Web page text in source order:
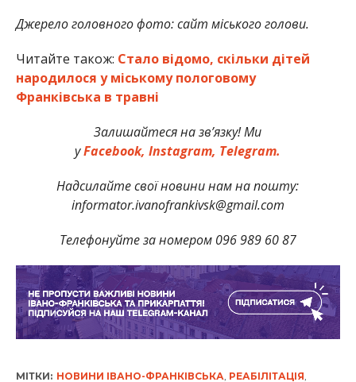
Джерело головного фото: сайт міського голови.
Читайте також: Стало відомо, скільки дітей
народилося у міському пологовому
Франківська в травні
Залишайтеся на зв’язку! Ми
уFacebook, Instagram, Telegram.
Надсилайте свої новини нам на пошту:
informator.ivanofrankivsk@gmail.com
Телефонуйте за номером 096 989 60 87
МІТКИ: НОВИНИ ІВАНО-ФРАНКІВСЬКА, РЕАБІЛІТАЦІЯ,